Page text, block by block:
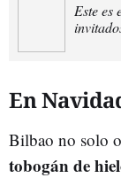
Este es
En
Bilbao no solo
tobogán de